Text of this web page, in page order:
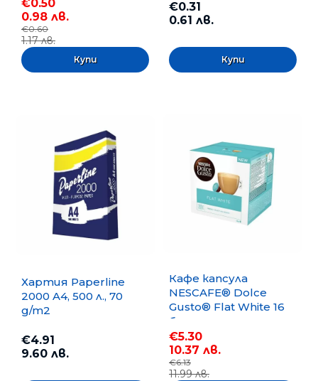
€0.50
0.98 лв.
€0.60
1.17 лв.
€0.31
0.61 лв.
Хартия Paperline
2000 A4, 500 л., 70
g/m2
€4.91
9.60 лв.
Кафе капсула
NESCAFE® Dolce
Gusto® Flat White 16
бр.
€5.30
10.37 лв.
€6.13
11.99 лв.